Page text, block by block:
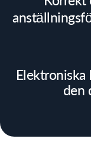
Elektroniska
den